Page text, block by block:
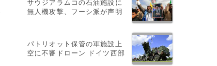
サウジアラムコの石油施設に
無人機攻撃、フーシ派が声明
パトリオット保管の軍施設上
空に不審ドローン ドイツ西部